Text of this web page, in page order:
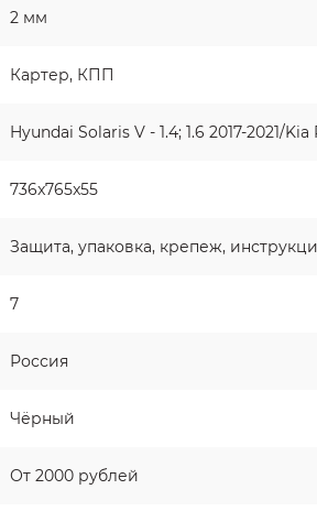
2 мм
Картер, КПП
Hyundai Solaris V - 1.4; 1.6 2017-2021/Kia
736x765x55
Защита, упаковка, крепеж,
7
Россия
Чёрный
От 2000 рублей